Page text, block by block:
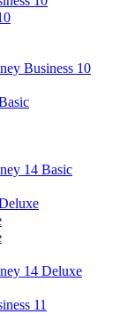
Business 10
14 Basic
14 Deluxe
11